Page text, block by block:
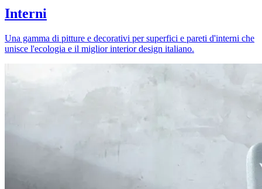
Interni
Una gamma di pitture e decorativi per superfici e pareti d'interni che
unisce l'ecologia e il miglior interior design italiano.